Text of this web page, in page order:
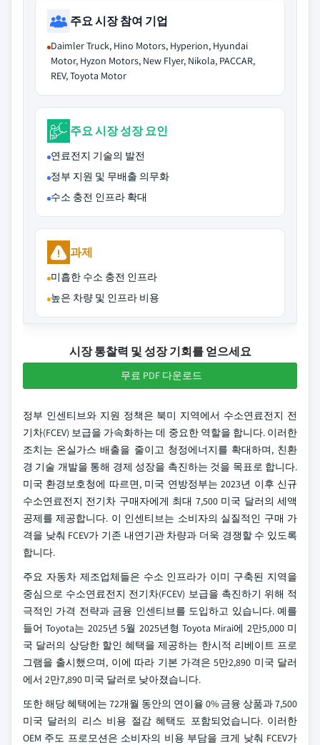
주요 시장 참여 기업
Daimler Truck, Hino Motors, Hyperion, Hyundai
Motor, Hyzon Motors, New Flyer, Nikola, PACCAR,
REV, Toyota Motor
주요 시장 성장 요인
연료전지 기술의 발전
정부 지원 및 무배출 의무화
수소 충전 인프라 확대
과제
미흡한 수소 충전 인프라
높은 차량 및 인프라 비용
시장 통찰력 및 성장 기회를 얻으세요
무료 PDF 다운로드
정부 인센티브와 지원 정책은 북미 지역에서 수소연료전지 전
기차(FCEV) 보급을 가속화하는 데 중요한 역할을 합니다. 이러한
조치는 온실가스 배출을 줄이고 청정에너지를 확대하며, 친환
경 기술 개발을 통해 경제 성장을 촉진하는 것을 목표로 합니다.
미국 환경보호청에 따르면, 미국 연방정부는 2023년 이후 신규
수소연료전지 전기차 구매자에게 최대 7,500 미국 달러의 세액
공제를 제공합니다. 이 인센티브는 소비자의 실질적인 구매 가
격을 낮춰 FCEV가 기존 내연기관 차량과 더욱 경쟁할 수 있도록
합니다.
주요 자동차 제조업체들은 수소 인프라가 이미 구축된 지역을
중심으로 수소연료전지 전기차(FCEV) 보급을 촉진하기 위해 적
극적인 가격 전략과 금융 인센티브를 도입하고 있습니다. 예를
들어 Toyota는 2025년 5월 2025년형 Toyota Mirai에 2만5,000 미
국 달러의 상당한 할인 혜택을 제공하는 한시적 리베이트 프로
그램을 출시했으며, 이에 따라 기본 가격은 5만2,890 미국 달러
에서 2만7,890 미국 달러로 낮아졌습니다.
또한 해당 혜택에는 72개월 동안의 연이율 0% 금융 상품과 7,500
미국 달러의 리스 비용 절감 혜택도 포함되었습니다. 이러한
OEM 주도 프로모션은 소비자의 비용 부담을 크게 낮춰 FCEV가